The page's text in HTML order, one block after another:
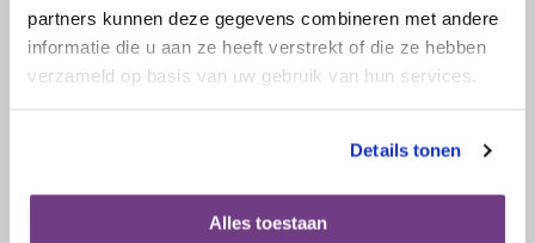
partners kunnen deze gegevens combineren met andere
informatie die u aan ze heeft verstrekt of die ze hebben
verzameld op basis van uw gebruik van hun services.
Details tonen
Alles toestaan